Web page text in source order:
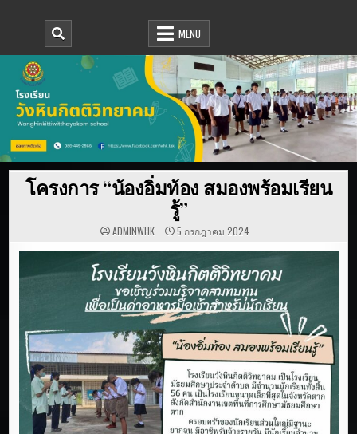
โรงเรียนวังหินกิตติวิทยาคม
MENU
โครงการ “น้องอิ่มท้อง สมองพร้อมเรียน
รู้”
ADMINWHK 5 กรกฎาคม 2024